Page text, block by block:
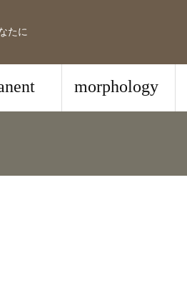
たに
morphology